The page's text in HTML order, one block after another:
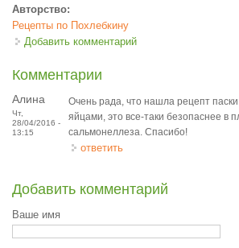
Авторство:
Рецепты по Похлебкину
Добавить комментарий
Комментарии
Алина
Чт,
28/04/2016 -
13:15
Очень рада, что нашла рецепт
яйцами, это все-таки безопаснее в
сальмонеллеза. Спасибо!
ответить
Добавить комментарий
Ваше имя